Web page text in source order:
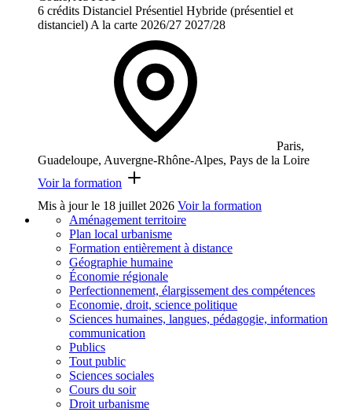
6 crédits Distanciel Présentiel Hybride (présentiel et
distanciel) A la carte 2026/27 2027/28
Paris,
Guadeloupe, Auvergne-Rhône-Alpes, Pays de la Loire
Voir la formation
Mis à jour le 18 juillet 2026 Voir la formation
Aménagement territoire
Plan local urbanisme
Formation entièrement à distance
Géographie humaine
Économie régionale
Perfectionnement, élargissement des compétences
Economie, droit, science politique
Sciences humaines, langues, pédagogie, information
communication
Publics
Tout public
Sciences sociales
Cours du soir
Droit urbanisme